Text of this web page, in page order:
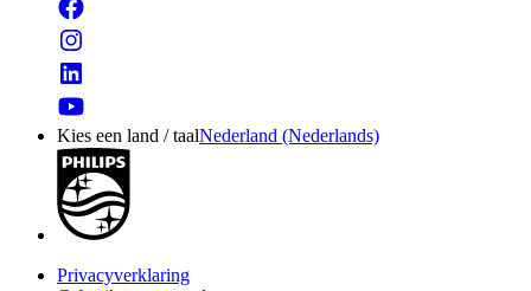
Kies een land / taalNederland (Nederlands)
Privacyverklaring